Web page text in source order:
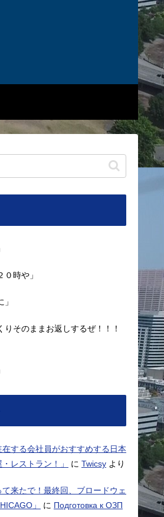
０時や」
りそのままお返しするぜ！！！
在する会社員がおすすめする日本
レストラン！」
に Twicsy より
て来たで！最終回、ブロードウェ
」
に Подготовка к ОЗП